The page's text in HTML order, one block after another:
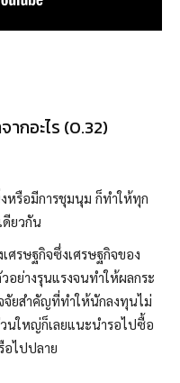
กอะไร (0.32)
หรือมีการชุมนุม ก็ทำให้ทุก
ดียวกัน
ศรษฐกิจซึ่งเศรษฐกิจของ
ย่างรุนแรงจนทำให้ผลกระ
ยสำคัญที่ทำให้นักลงทุนไม่
นใหญ่ก็เลยแนะนำรอไปซื้อ
ไปปลาย